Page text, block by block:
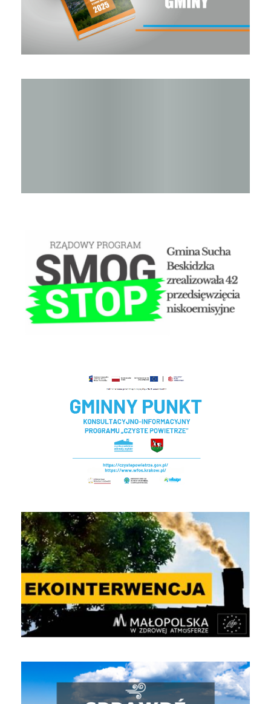
EKOINTERWENCJA